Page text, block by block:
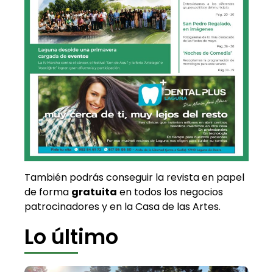
También podrás conseguir la revista en papel
de forma gratuita en todos los negocios
patrocinadores y en la Casa de las Artes.
Lo último